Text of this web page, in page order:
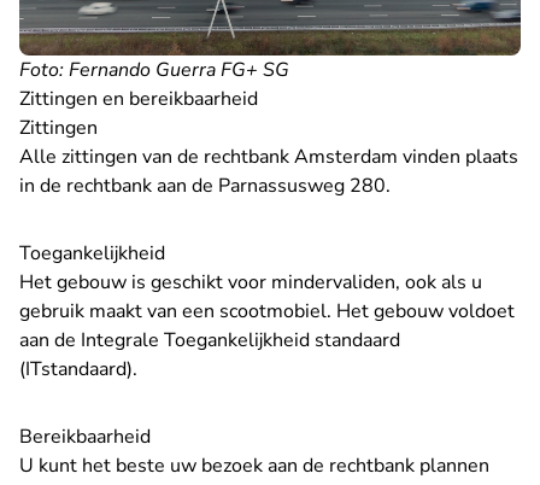
Foto: Fernando Guerra FG+ SG
Zittingen en bereikbaarheid
Zittingen
Alle zittingen van de rechtbank Amsterdam vinden plaats
in de rechtbank aan de Parnassusweg 280.
Toegankelijkheid
Het gebouw is geschikt voor mindervaliden, ook als u
gebruik maakt van een scootmobiel. Het gebouw voldoet
aan de Integrale Toegankelijkheid standaard
(ITstandaard).
Bereikbaarheid
U kunt het beste uw bezoek aan de rechtbank plannen